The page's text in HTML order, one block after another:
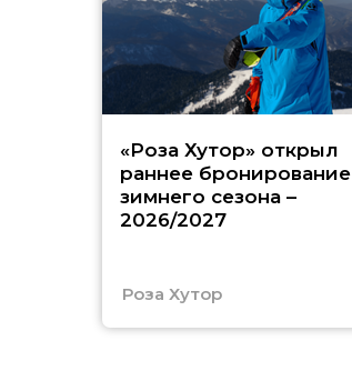
«Роза Хутор» открыл
раннее бронирование
зимнего сезона –
2026/2027
Роза Хутор